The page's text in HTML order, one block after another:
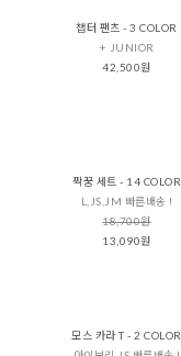
챕터 팬츠 - 3 COLOR
+ JUNIOR
42,500원
짝꿍 세트 - 14 COLOR
L,JS,JM 빠른배송 !
18,700원
13,090원
모스 카라 T - 2 COLOR